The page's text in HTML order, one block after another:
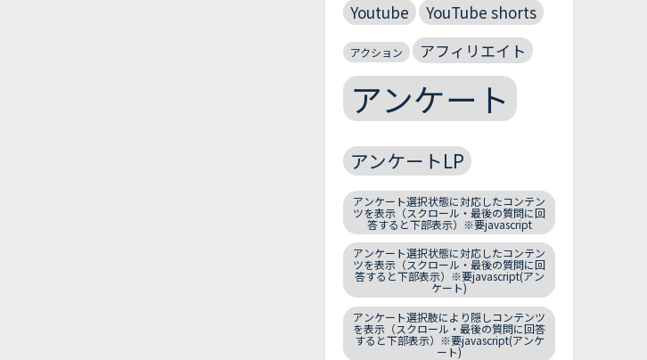
Youtube YouTube shorts
アクション アフィリエイト
アンケート
アンケートLP
アンケート選択状態に対応したコンテン
ツを表示（スクロール・最後の質問に回
答すると下部表示）※要javascript
アンケート選択状態に対応したコンテン
ツを表示（スクロール・最後の質問に回
答すると下部表示）※要javascript(アン
ケート)
アンケート選択肢により隠しコンテンツ
を表示（スクロール・最後の質問に回答
すると下部表示）※要javascript(アンケ
ート)